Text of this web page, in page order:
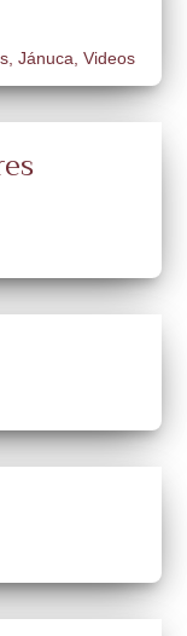
, Jánuca, Videos